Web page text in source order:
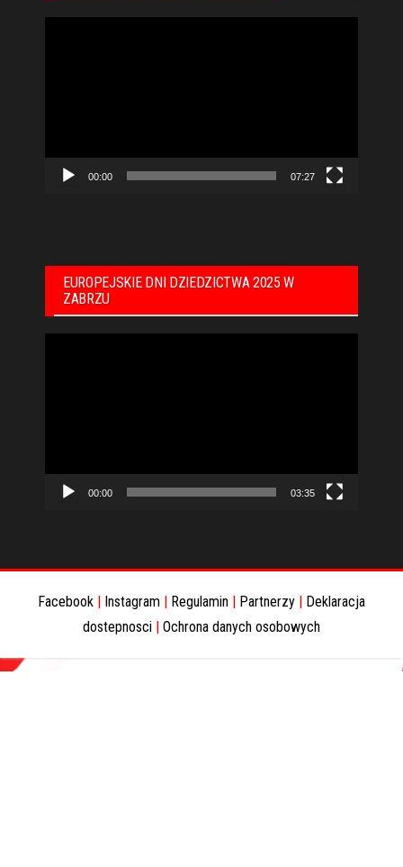
00:00 07:27
EUROPEJSKIE DNI DZIEDZICTWA 2025 W
ZABRZU
00:00 03:35
Facebook | Instagram | Regulamin | Partnerzy | Deklaracja
dostepnosci | Ochrona danych osobowych